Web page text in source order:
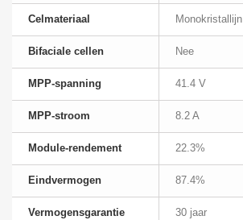
Celmateriaal Monokristallijn
Bifaciale cellen Nee
MPP-spanning 41.4 V
MPP-stroom 8.2 A
Module-rendement 22.3%
Eindvermogen 87.4%
Vermogensgarantie 30 jaar